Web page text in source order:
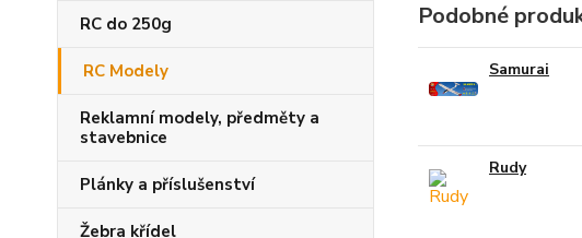
RC do 250g
RC Modely
Reklamní modely, předměty a
stavebnice
Plánky a příslušenství
Žebra křídel
Podobné
Samurai
Rudy